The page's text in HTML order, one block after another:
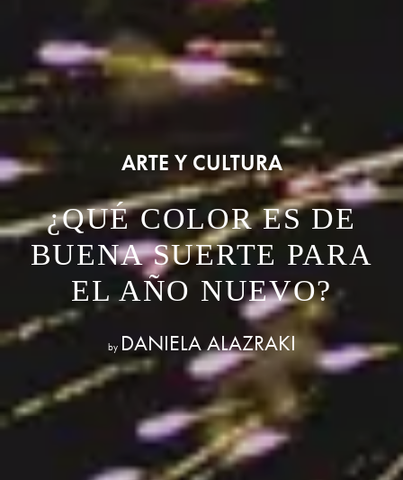
ARTE Y CULTURA
¿QUÉ COLOR ES DE
BUENA SUERTE PARA
EL AÑO NUEVO?
by DANIELA ALAZRAKI